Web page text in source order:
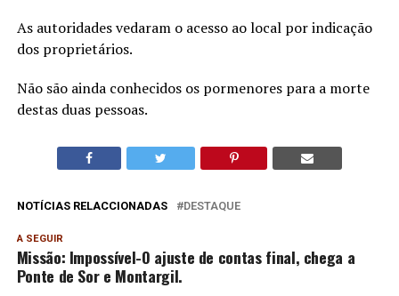
As autoridades vedaram o acesso ao local por indicação
dos proprietários.
Não são ainda conhecidos os pormenores para a morte
destas duas pessoas.
NOTÍCIAS RELACCIONADAS DESTAQUE
A SEGUIR
Missão: Impossível-O ajuste de contas final, chega a
Ponte de Sor e Montargil.